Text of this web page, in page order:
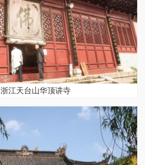
浙江天台山华顶讲寺